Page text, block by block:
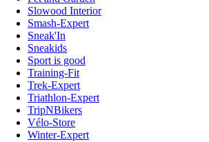
Slowood Interior
Smash-Expert
Sneak'In
Sneakids
Sport is good
Training-Fit
Trek-Expert
Triathlon-Expert
TripNBikers
Vélo-Store
Winter-Expert